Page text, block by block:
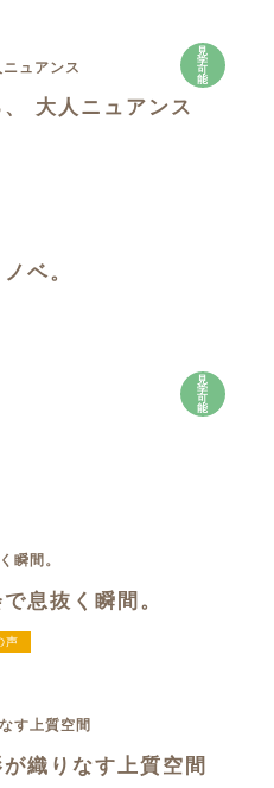
見
学
可
能
大人ニュアンス
ベ。
見
学
可
能
息抜く瞬間。
声
織りなす上質空間